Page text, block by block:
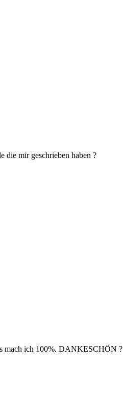
die mir geschrieben haben ?
mach ich 100%. DANKESCHÖN ?